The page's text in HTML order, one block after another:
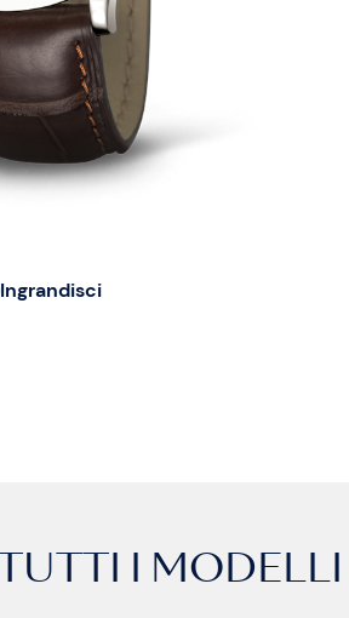
Ingrandisci
TUTTI I MODELLI